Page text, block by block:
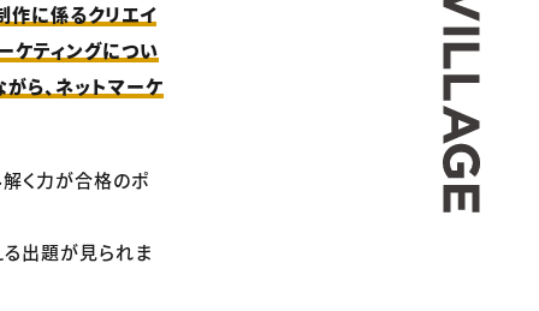
作に係るクリエイ
ケティングについ
ら、ネットマーケ
く力が合格のポ
出題が見られま